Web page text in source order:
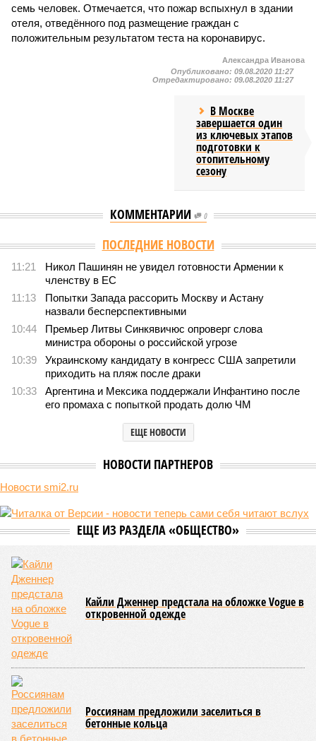
семь человек. Отмечается, что пожар вспыхнул в здании
отеля, отведённого под размещение граждан с
положительным результатом теста на коронавирус.
Александра Иванова
Опубликовано: 09.08.2020 11:27
Отредактировано: 09.08.2020 11:27
В Москве
завершается один
из ключевых этапов
подготовки к
отопительному
сезону
КОММЕНТАРИИ 0
ПОСЛЕДНИЕ НОВОСТИ
11:21
Никол Пашинян не увидел готовности Армении к
членству в ЕС
11:13
Попытки Запада рассорить Москву и Астану
назвали бесперспективными
10:44
Премьер Литвы Синкявичюс опроверг слова
министра обороны о российской угрозе
10:39
Украинскому кандидату в конгресс США запретили
приходить на пляж после драки
10:33
Аргентина и Мексика поддержали Инфантино после
его промаха с попыткой продать долю ЧМ
ЕЩЕ НОВОСТИ
НОВОСТИ ПАРТНЕРОВ
Новости smi2.ru
ЕЩЕ ИЗ РАЗДЕЛА «ОБЩЕСТВО»
Кайли Дженнер предстала на обложке Vogue в
откровенной одежде
Россиянам предложили заселиться в
бетонные кольца